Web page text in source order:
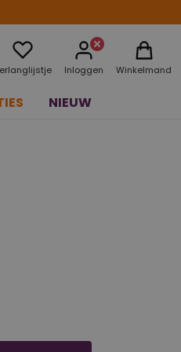
Inloggen Winkelmand
NIEUW